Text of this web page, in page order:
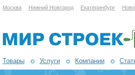
Москва Нижний Новгород Екатеринбург
Товары Услуги Компании